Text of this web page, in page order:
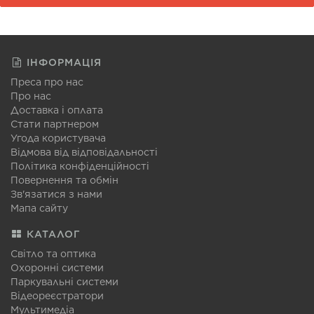
ІНФОРМАЦІЯ
Преса про нас
Про нас
Доставка і оплата
Стати партнером
Угода користувача
Відмова від відповідальності
Політика конфіденційності
Повернення та обмін
Зв'язатися з нами
Мапа сайту
КАТАЛОГ
Світло та оптика
Охоронні системи
Паркувальні системи
Відеореєстратори
Мультимедіа